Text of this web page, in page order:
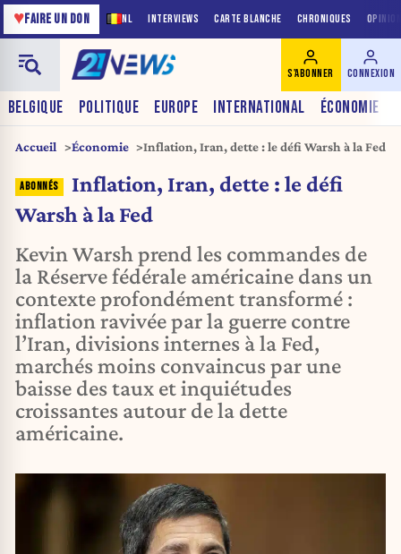
NL INTERVIEWS CARTE BLANCHE CHRONIQUES
♥FAIRE UN DON
BELGIQUE POLITIQUE EUROPE INTERNATIONAL ÉCONOMIE
S'ABONNER CONNEXION
Accueil Économie Inflation, Iran, dette : le défi Warsh à la Fed
Inflation, Iran, dette : le défi
Warsh à la Fed
Kevin Warsh prend les commandes de
la Réserve fédérale américaine dans un
contexte profondément transformé :
inflation ravivée par la guerre contre
l’Iran, divisions internes à la Fed,
marchés moins convaincus par une
baisse des taux et inquiétudes
croissantes autour de la dette
américaine.